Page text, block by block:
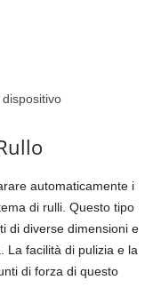
automaticamente i
di rulli. Questo tipo
di diverse dimensioni e
La facilità di pulizia e la
di forza di questo